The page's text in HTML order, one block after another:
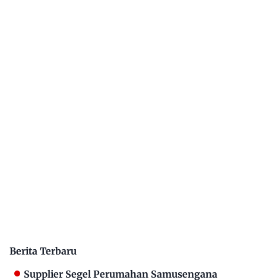
Berita Terbaru
Supplier Segel Perumahan Samusengana